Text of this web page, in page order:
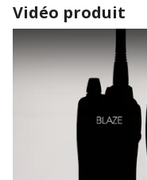
Vidéo produit